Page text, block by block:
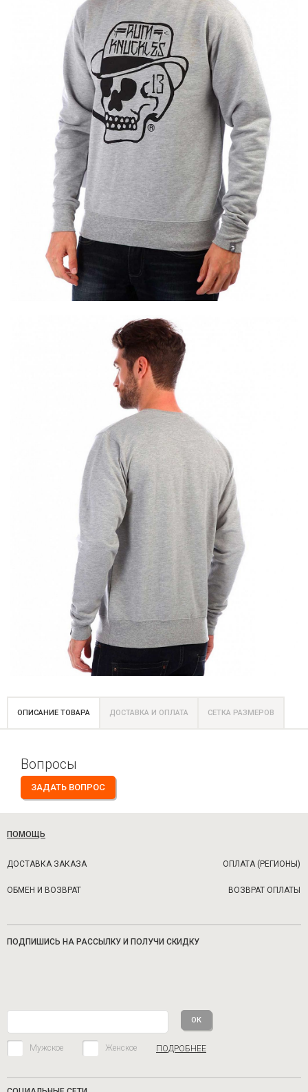
ОПИСАНИЕ ТОВАРА ДОСТАВКА И ОПЛАТА СЕТКА РАЗМЕРОВ
Вопросы
ЗАДАТЬ ВОПРОС
ПОМОЩЬ
ДОСТАВКА ЗАКАЗА ОПЛАТА (РЕГИОНЫ)
ОБМЕН И ВОЗВРАТ ВОЗВРАТ ОПЛАТЫ
ПОДПИШИСЬ НА РАССЫЛКУ И ПОЛУЧИ СКИДКУ
Мужское Женское ПОДРОБНЕЕ